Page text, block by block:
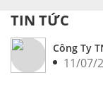
TIN TỨC
Công Ty
11/07/